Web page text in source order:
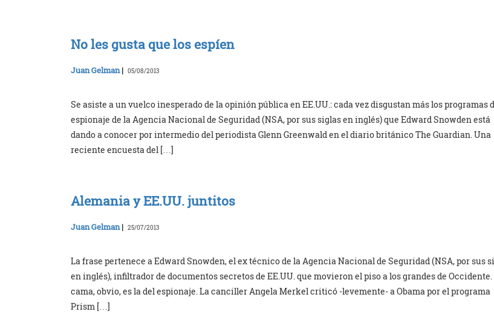
No les gusta que los espíen
Juan Gelman| 05/08/2013
Se asiste a un vuelco inesperado de la opinión pública en EE.UU.: cada vez disgustan más los programas
espionaje de la Agencia Nacional de Seguridad (NSA, por sus siglas en inglés) que Edward Snowden está
dando a conocer por intermedio del periodista Glenn Greenwald en el diario británico The Guardian. Una
reciente encuesta del […]
Alemania y EE.UU. juntitos
Juan Gelman| 25/07/2013
La frase pertenece a Edward Snowden, el ex técnico de la Agencia Nacional de Seguridad (NSA, por sus
en inglés), infiltrador de documentos secretos de EE.UU. que movieron el piso a los grandes de Occidente.
cama, obvio, es la del espionaje. La canciller Angela Merkel criticó -levemente- a Obama por el programa
Prism […]